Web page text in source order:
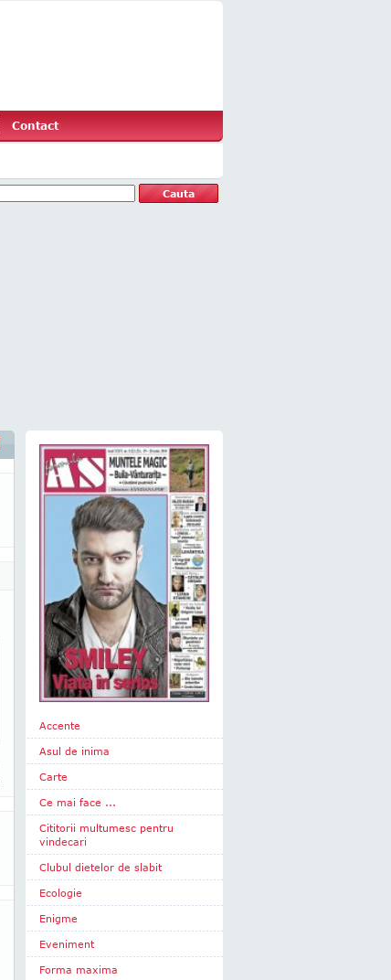
Contact
Accente
Asul de inima
Carte
Ce mai face ...
Cititorii multumesc pentru
vindecari
Clubul dietelor de slabit
Ecologie
Enigme
Eveniment
Forma maxima